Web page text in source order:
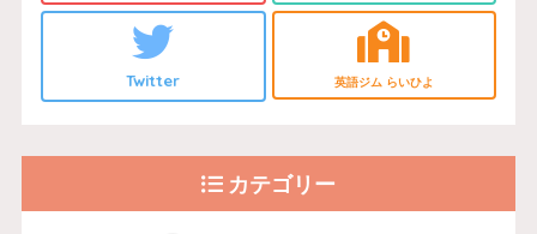
Twitter 英語ジム らいひよ
カテゴリー